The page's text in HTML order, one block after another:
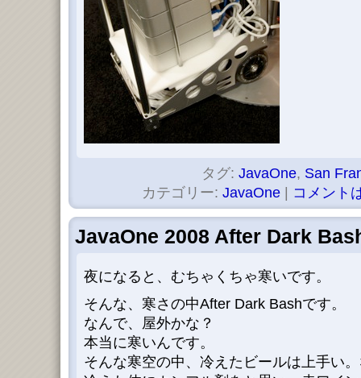
タグ: JavaOne, San
カテゴリー: JavaOne コメント
JavaOne 2008 After Dark
夜になると、むちゃくちゃ寒いです。
そんな、寒さの中After Dark Bashです。
なんで、屋外かな？
本当に寒いんです。
そんな寒空の中、冷えたビールは上手い